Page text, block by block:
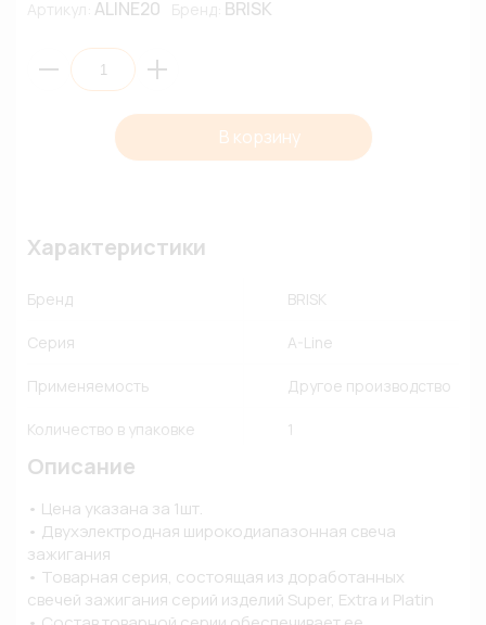
ALINE20 BRISK
В корзину
Характеристики
Бренд BRISK
Серия A-Line
Применяемость Другое производство
Количество в упаковке 1
Описание
• Цена указана за 1шт.
• Двухэлектродная широкодиапазонная свеча
зажигания
• Товарная серия, состоящая из доработанных
свечей зажигания серий изделий Super, Extra и Platin